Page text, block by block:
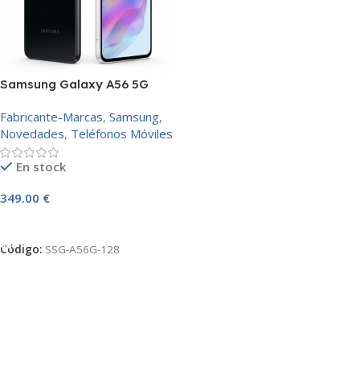
Samsung Galaxy A56 5G
Fabricante-Marcas, Samsung,
Novedades, Teléfonos Móviles
En stock
349.00 €
Código: SSG-A56G-128